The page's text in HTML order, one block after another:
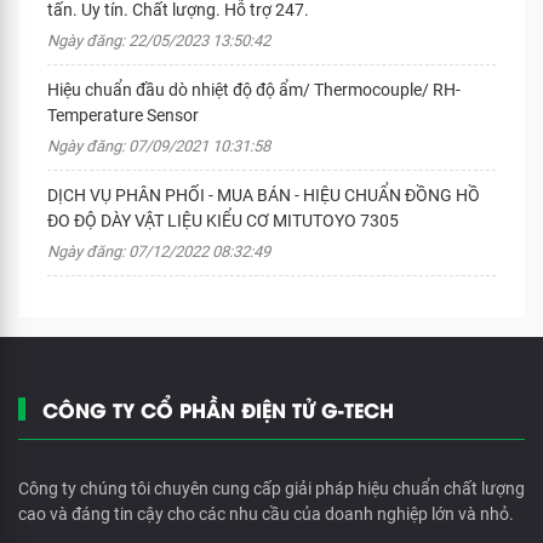
tấn. Uy tín. Chất lượng. Hỗ trợ 247.
Ngày đăng: 22/05/2023 13:50:42
Hiệu chuẩn đầu dò nhiệt độ độ ẩm/ Thermocouple/ RH-
Temperature Sensor
Ngày đăng: 07/09/2021 10:31:58
DỊCH VỤ PHÂN PHỐI - MUA BÁN - HIỆU CHUẨN ĐỒNG HỒ
ĐO ĐỘ DÀY VẬT LIỆU KIỂU CƠ MITUTOYO 7305
Ngày đăng: 07/12/2022 08:32:49
CÔNG TY CỔ PHẦN ĐIỆN TỬ G-TECH
Công ty chúng tôi chuyên cung cấp giải pháp hiệu chuẩn chất lượng
cao và đáng tin cậy cho các nhu cầu của doanh nghiệp lớn và nhỏ.